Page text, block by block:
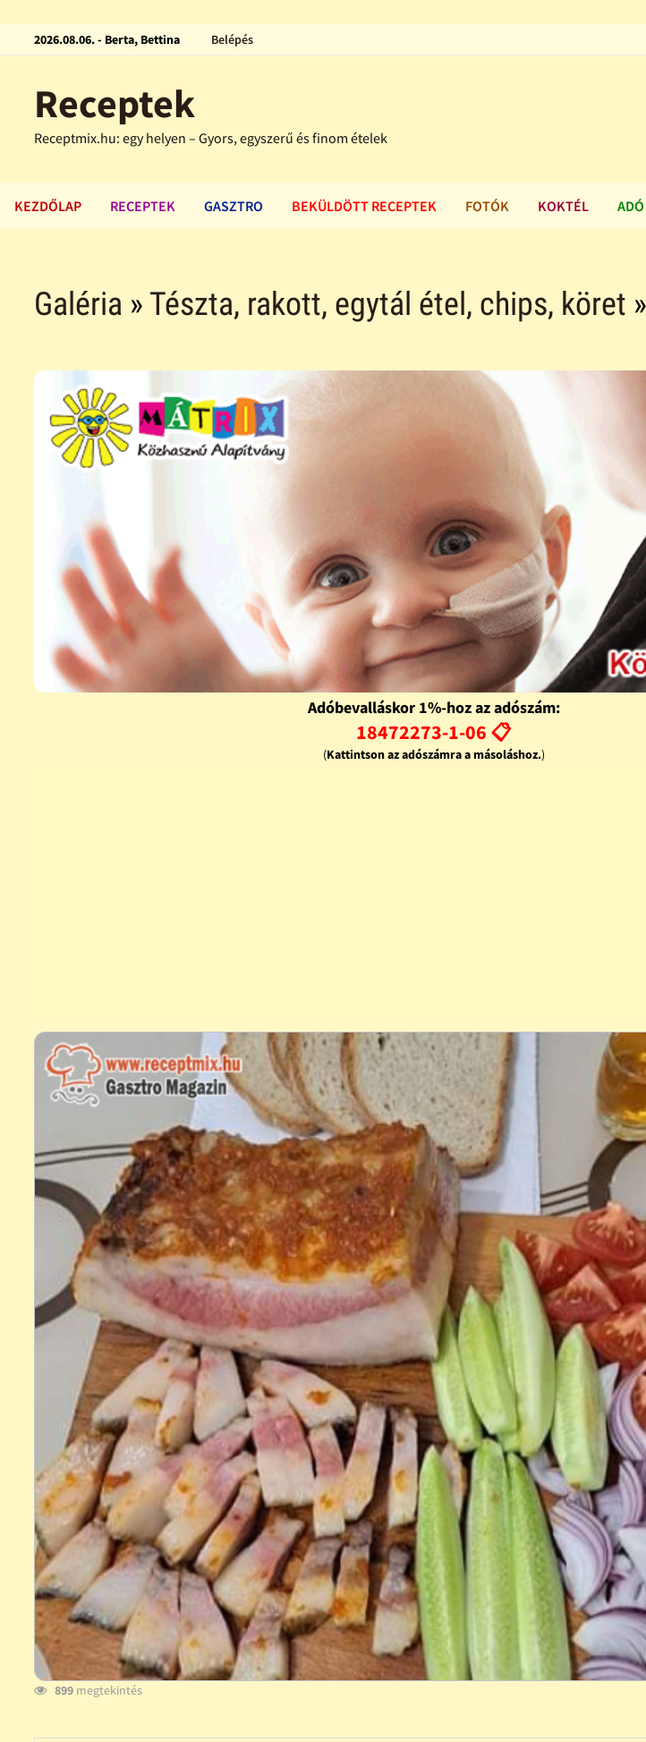
2026.08.06. - Berta, Bettina Belépés
Receptek
Receptmix.hu: egy helyen – Gyors, egyszerű és finom ételek
KEZDŐLAP RECEPTEK GASZTRO BEKÜLDÖTT RECEPTEK FOTÓK KOKTÉL
Galéria » Tészta, rakott, egytál étel, chips, köret
Adóbevalláskor 1%-hoz az adószám:
18472273-1-06 📋
(Kattintson az adószámra a másoláshoz.)
899 megtekintés